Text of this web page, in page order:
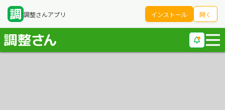
調整さんアプリ インストール 開く